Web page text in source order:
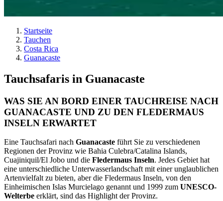
Startseite
Tauchen
Costa Rica
Guanacaste
Tauchsafaris in Guanacaste
WAS SIE AN BORD EINER TAUCHREISE NACH
GUANACASTE UND ZU DEN FLEDERMAUS
INSELN ERWARTET
Eine Tauchsafari nach Guanacaste führt Sie zu verschiedenen
Regionen der Provinz wie Bahia Culebra/Catalina Islands,
Cuajiniquil/El Jobo und die Fledermaus Inseln. Jedes Gebiet hat
eine unterschiedliche Unterwasserlandschaft mit einer unglaublichen
Artenvielfalt zu bieten, aber die Fledermaus Inseln, von den
Einheimischen Islas Murcielago genannt und 1999 zum UNESCO-
Welterbe erklärt, sind das Highlight der Provinz.